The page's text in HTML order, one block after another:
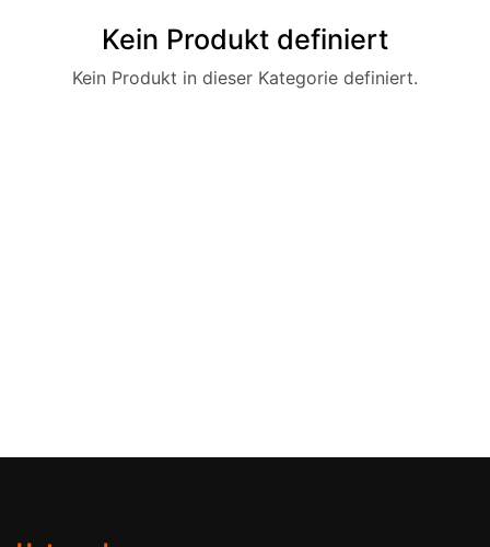
Kein Produkt definiert
Kein Produkt in dieser Kategorie definiert.